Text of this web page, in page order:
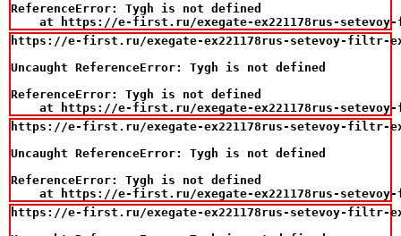
ReferenceError: Tygh is not defined
at https://e-first.ru/exegate-ex221178rus-
https://e-first.ru/exegate-ex221178rus-setevoy-filtr-
Uncaught ReferenceError: Tygh is not defined
ReferenceError: Tygh is not defined
at https://e-first.ru/exegate-ex221178rus-
https://e-first.ru/exegate-ex221178rus-setevoy-filtr-
Uncaught ReferenceError: Tygh is not defined
ReferenceError: Tygh is not defined
at https://e-first.ru/exegate-ex221178rus-
https://e-first.ru/exegate-ex221178rus-setevoy-filtr-